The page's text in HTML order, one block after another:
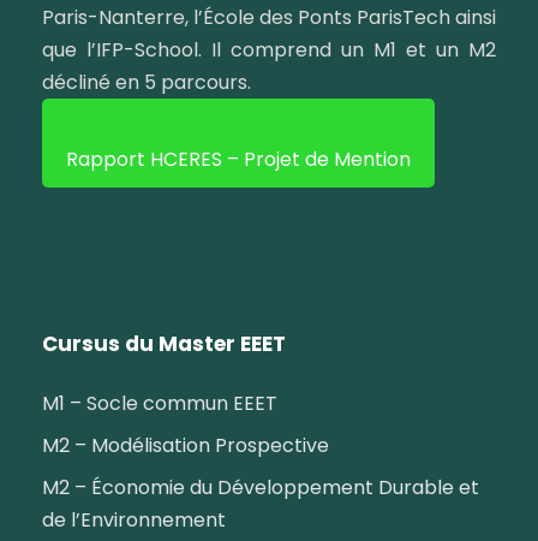
Paris-Nanterre, l’École des Ponts ParisTech ainsi
que l’IFP-School. Il comprend un M1 et un M2
décliné en 5 parcours.
Rapport HCERES – Projet de Mention
Cursus du Master EEET
M1 – Socle commun EEET
M2 – Modélisation Prospective
M2 – Économie du Développement Durable et
de l’Environnement